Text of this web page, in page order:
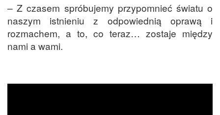
– Z czasem spróbujemy przypomnieć światu o
naszym istnieniu z odpowiednią oprawą i
rozmachem, a to, co teraz… zostaje między
nami a wami.